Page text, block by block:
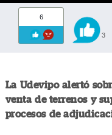
6
3
La Udevipo alertó
venta de terrenos y
procesos de